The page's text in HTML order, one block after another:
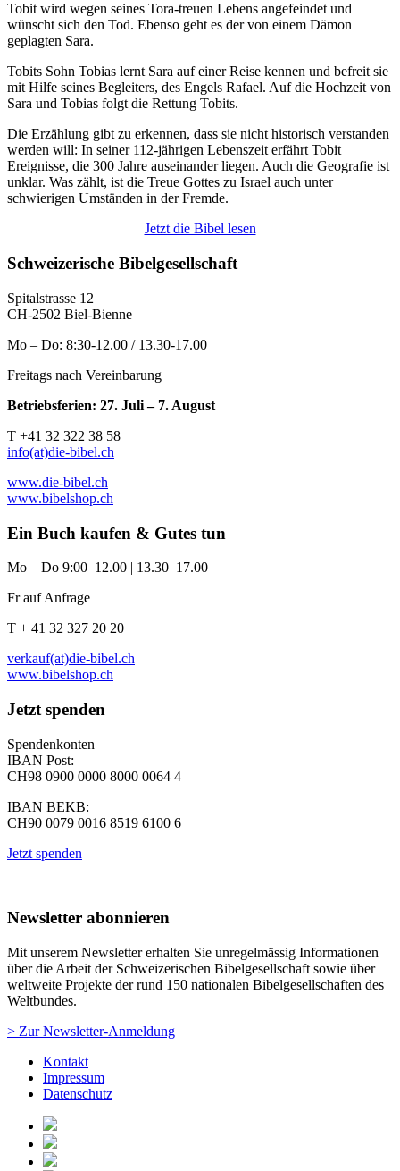
Tobit wird wegen seines Tora-treuen Lebens angefeindet und
wünscht sich den Tod. Ebenso geht es der von einem Dämon
geplagten Sara.
Tobits Sohn Tobias lernt Sara auf einer Reise kennen und befreit sie
mit Hilfe seines Begleiters, des Engels Rafael. Auf die Hochzeit von
Sara und Tobias folgt die Rettung Tobits.
Die Erzählung gibt zu erkennen, dass sie nicht historisch verstanden
werden will: In seiner 112-jährigen Lebenszeit erfährt Tobit
Ereignisse, die 300 Jahre auseinander liegen. Auch die Geografie ist
unklar. Was zählt, ist die Treue Gottes zu Israel auch unter
schwierigen Umständen in der Fremde.
Jetzt die Bibel lesen
Schweizerische Bibelgesellschaft
Spitalstrasse 12
CH-2502 Biel-Bienne
Mo – Do: 8:30-12.00 / 13.30-17.00
Freitags nach Vereinbarung
Betriebsferien: 27. Juli – 7. August
T +41 32 322 38 58
info(at)die-bibel.ch
www.die-bibel.ch
www.bibelshop.ch
Ein Buch kaufen & Gutes tun
Mo – Do 9:00–12.00 | 13.30–17.00
Fr auf Anfrage
T + 41 32 327 20 20
verkauf(at)die-bibel.ch
www.bibelshop.ch
Jetzt spenden
Spendenkonten
IBAN Post:
CH98 0900 0000 8000 0064 4
IBAN BEKB:
CH90 0079 0016 8519 6100 6
Jetzt spenden
Newsletter abonnieren
Mit unserem Newsletter erhalten Sie unregelmässig Informationen
über die Arbeit der Schweizerischen Bibelgesellschaft sowie über
weltweite Projekte der rund 150 nationalen Bibelgesellschaften des
Weltbundes.
> Zur Newsletter-Anmeldung
Kontakt
Impressum
Datenschutz